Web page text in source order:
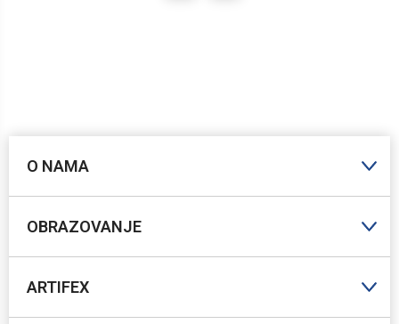
O NAMA
OBRAZOVANJE
ARTIFEX